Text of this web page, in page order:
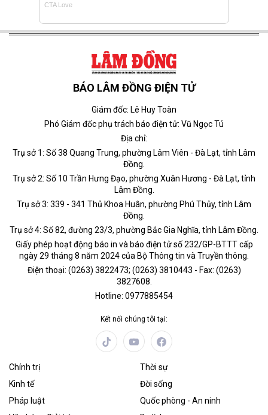
BÁO LÂM ĐỒNG ĐIỆN TỬ
Giám đốc: Lê Huy Toàn
Phó Giám đốc phụ trách báo điện tử: Vũ Ngọc Tú
Địa chỉ:
Trụ sở 1: Số 38 Quang Trung, phường Lâm Viên - Đà Lạt, tỉnh Lâm
Đồng.
Trụ sở 2: Số 10 Trần Hưng Đạo, phường Xuân Hương - Đà Lạt, tỉnh
Lâm Đồng.
Trụ sở 3: 339 - 341 Thủ Khoa Huân, phường Phú Thủy, tỉnh Lâm
Đồng.
Trụ sở 4: Số 82, đường 23/3, phường Bắc Gia Nghĩa, tỉnh Lâm Đồng.
Giấy phép hoạt động báo in và báo điện tử số 232/GP-BTTT cấp
ngày 29 tháng 8 năm 2024 của Bộ Thông tin và Truyền thông.
Điện thoại: (0263) 3822473; (0263) 3810443 - Fax: (0263)
3827608.
Hotline: 0977885454
Kết nối chúng tôi tại:
Chính trị
Thời sự
Kinh tế
Đời sống
Pháp luật
Quốc phòng - An ninh